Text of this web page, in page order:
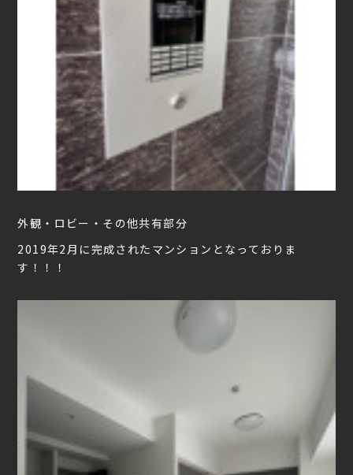
外観・ロビー・その他共有部分
2019年2月に完成されたマンションとなっておりま
す！！！